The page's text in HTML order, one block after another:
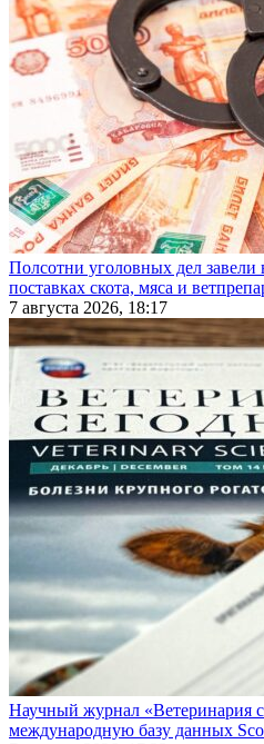
Полсотни уголовных дел
поставках скота, мяса и
7 августа 2026, 18:17
Научный журнал «Ветеринария
международную базу данных